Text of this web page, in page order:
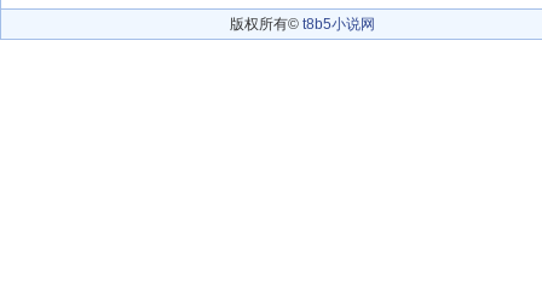
版权所有© t8b5小说网